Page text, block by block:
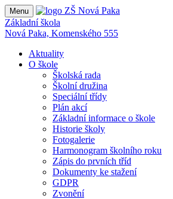
Menu
Základní škola
Nová Paka, Komenského 555
Aktuality
O škole
Školská rada
Školní družina
Speciální třídy
Plán akcí
Základní informace o škole
Historie školy
Fotogalerie
Harmonogram školního roku
Zápis do prvních tříd
Dokumenty ke stažení
GDPR
Zvonění